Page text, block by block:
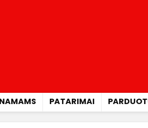
NAMAMS PATARIMAI